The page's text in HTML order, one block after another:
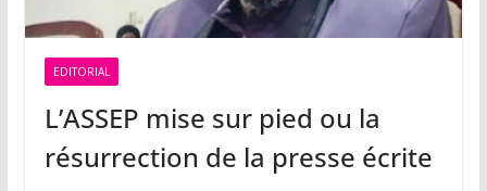
EDITORIAL
L’ASSEP mise sur pied ou la
résurrection de la presse écrite